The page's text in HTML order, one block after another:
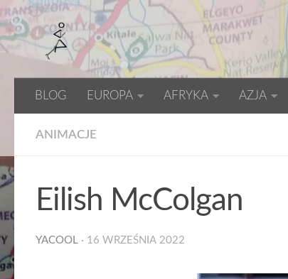
BLOG EUROPA AFRYKA AZJA
ANIMACJE
Eilish McColgan
YACOOL · 16 WRZEŚNIA 2022